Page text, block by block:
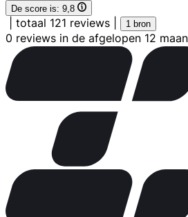
De score is: 9,8
totaal 121 reviews 1 bron
0 reviews in de afgelopen 12